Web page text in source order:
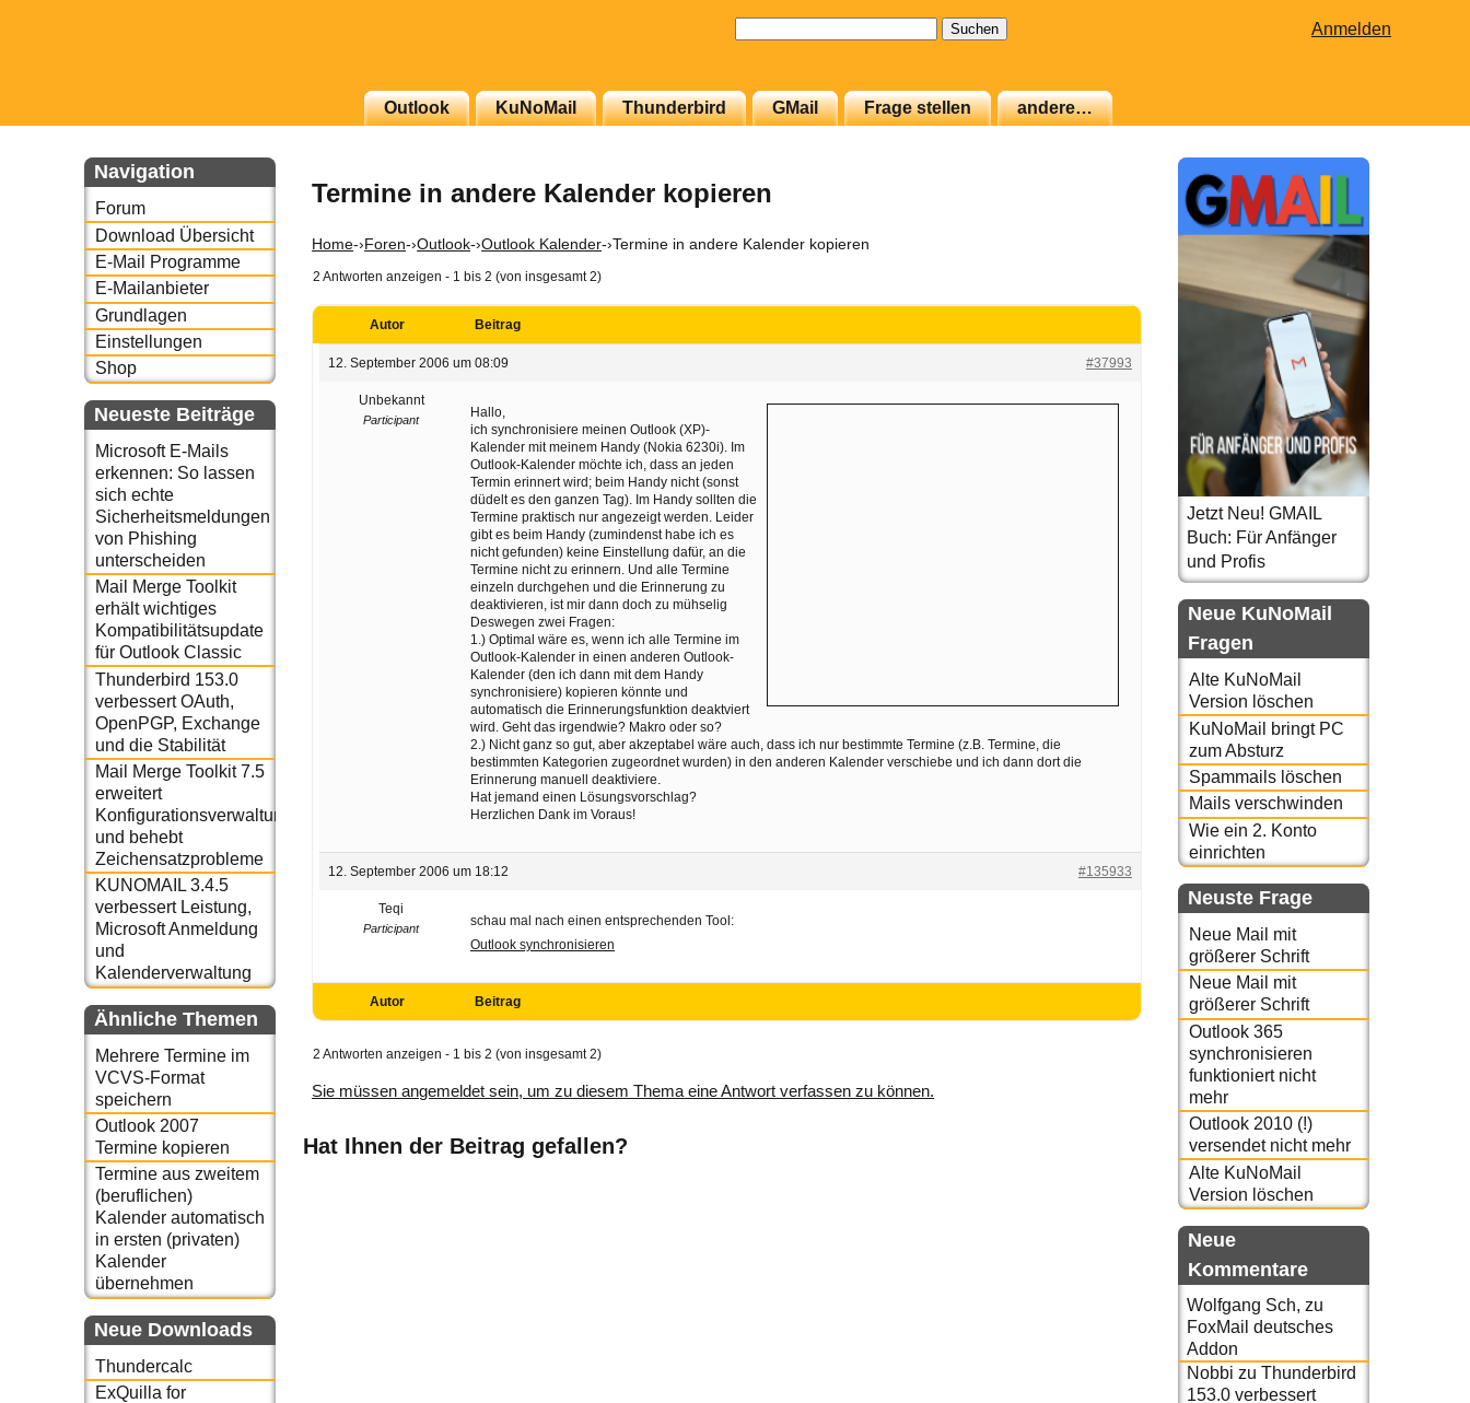
Anmelden
Outlook KuNoMail Thunderbird GMail Frage stellen andere…
Navigation
Forum
Download Übersicht
E-Mail Programme
E-Mailanbieter
Grundlagen
Einstellungen
Shop
Neueste Beiträge
Microsoft E-Mails
erkennen: So lassen
sich echte
Sicherheitsmeldungen
von Phishing
unterscheiden
Mail Merge Toolkit
erhält wichtiges
Kompatibilitätsupdate
für Outlook Classic
Thunderbird 153.0
verbessert OAuth,
OpenPGP, Exchange
und die Stabilität
Mail Merge Toolkit 7.5
erweitert
Konfigurationsverwaltung
und behebt
Zeichensatzprobleme
KUNOMAIL 3.4.5
verbessert Leistung,
Microsoft Anmeldung
und
Kalenderverwaltung
Ähnliche Themen
Mehrere Termine im
VCVS-Format
speichern
Outlook 2007
Termine kopieren
Termine aus zweitem
(beruflichen)
Kalender automatisch
in ersten (privaten)
Kalender
übernehmen
Neue Downloads
Thundercalc
ExQuilla for
Termine in andere Kalender kopieren
Home-›Foren-›Outlook-›Outlook Kalender-›Termine in andere Kalender kopieren
2 Antworten anzeigen - 1 bis 2 (von insgesamt 2)
Autor Beitrag
12. September 2006 um 08:09 #37993
Unbekannt
Participant
Hallo,
ich synchronisiere meinen Outlook (XP)-
Kalender mit meinem Handy (Nokia 6230i). Im
Outlook-Kalender möchte ich, dass an jeden
Termin erinnert wird; beim Handy nicht (sonst
düdelt es den ganzen Tag). Im Handy sollten die
Termine praktisch nur angezeigt werden. Leider
gibt es beim Handy (zumindenst habe ich es
nicht gefunden) keine Einstellung dafür, an die
Termine nicht zu erinnern. Und alle Termine
einzeln durchgehen und die Erinnerung zu
deaktivieren, ist mir dann doch zu mühselig
Deswegen zwei Fragen:
1.) Optimal wäre es, wenn ich alle Termine im
Outlook-Kalender in einen anderen Outlook-
Kalender (den ich dann mit dem Handy
synchronisiere) kopieren könnte und
automatisch die Erinnerungsfunktion deaktviert
wird. Geht das irgendwie? Makro oder so?
2.) Nicht ganz so gut, aber akzeptabel wäre auch, dass ich nur bestimmte Termine (z.B. Termine, die
bestimmten Kategorien zugeordnet wurden) in den anderen Kalender verschiebe und ich dann dort die
Erinnerung manuell deaktiviere.
Hat jemand einen Lösungsvorschlag?
Herzlichen Dank im Voraus!
12. September 2006 um 18:12 #135933
Teqi
Participant
schau mal nach einen entsprechenden Tool:
Outlook synchronisieren
Autor Beitrag
2 Antworten anzeigen - 1 bis 2 (von insgesamt 2)
Sie müssen angemeldet sein, um zu diesem Thema eine Antwort verfassen zu können.
Hat Ihnen der Beitrag gefallen?
Jetzt Neu! GMAIL
Buch: Für Anfänger
und Profis
Neue KuNoMail
Fragen
Alte KuNoMail
Version löschen
KuNoMail bringt PC
zum Absturz
Spammails löschen
Mails verschwinden
Wie ein 2. Konto
einrichten
Neuste Frage
Neue Mail mit
größerer Schrift
Neue Mail mit
größerer Schrift
Outlook 365
synchronisieren
funktioniert nicht
mehr
Outlook 2010 (!)
versendet nicht mehr
Alte KuNoMail
Version löschen
Neue
Kommentare
Wolfgang Sch, zu
FoxMail deutsches
Addon
Nobbi zu Thunderbird
153.0 verbessert
oder auch